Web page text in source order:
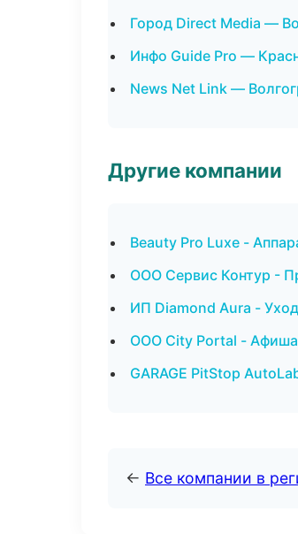
Город Direct Media —
Инфо Guide Pro —
News Net Link —
Другие компании
Beauty Pro Luxe -
ООО Сервис Контур -
ИП Diamond Aura -
ООО City Portal - Афиша
GARAGE PitStop
← Все компании в